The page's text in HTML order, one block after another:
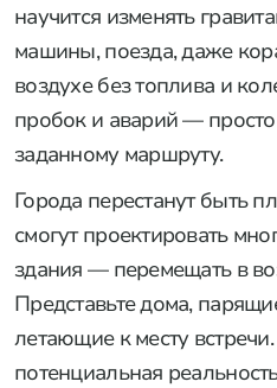
научится изменять
машины, поезда, даже
воздухе без топлива и
пробок и аварий —
заданному маршруту.
Города перестанут быть
смогут проектировать
здания — перемещать в
Представьте дома,
летающие к месту
потенциальная